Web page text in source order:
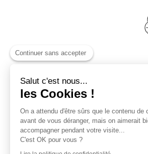
Nos univers
Nid douillet
Madame Poule
Monsieur Coq
Continuer sans accepter
Salut c'est nous...
les Cookies !
On a attendu d'être sûrs que le contenu de
avant de vous déranger, mais on aimerait
accompagner pendant votre visite...
C'est OK pour vous ?